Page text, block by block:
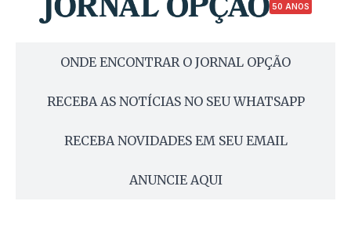
50 ANOS
ONDE ENCONTRAR O JORNAL OPÇÃO
RECEBA AS NOTÍCIAS NO SEU WHATSAPP
RECEBA NOVIDADES EM SEU EMAIL
ANUNCIE AQUI